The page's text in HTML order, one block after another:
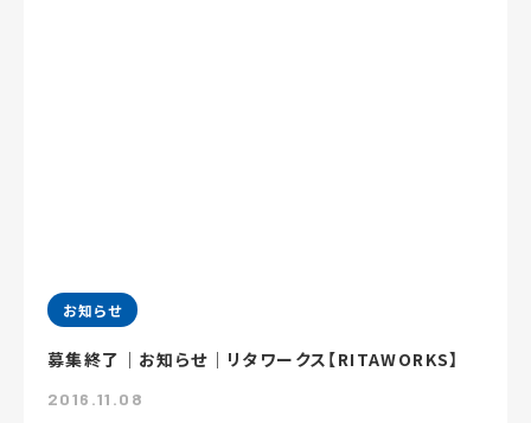
お知らせ
募集終了｜お知らせ｜リタワークス【RITAWORKS】
2016.11.08